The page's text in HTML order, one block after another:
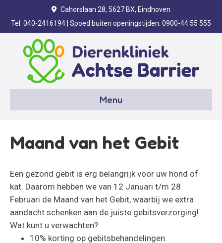
Cahorslaan 28, 5627 BX, Eindhoven
Tel. 040-2416194 | Spoed buiten openingstijden: 0900-44 55 555
Menu
Maand van het Gebit
Een gezond gebit is erg belangrijk voor uw hond of
kat. Daarom hebben we van 12 Januari t/m 28
Februari de Maand van het Gebit, waarbij we extra
aandacht schenken aan de juiste gebitsverzorging!
Wat kunt u verwachten?
10% korting op gebitsbehandelingen.